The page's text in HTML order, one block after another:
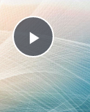
Play
Video